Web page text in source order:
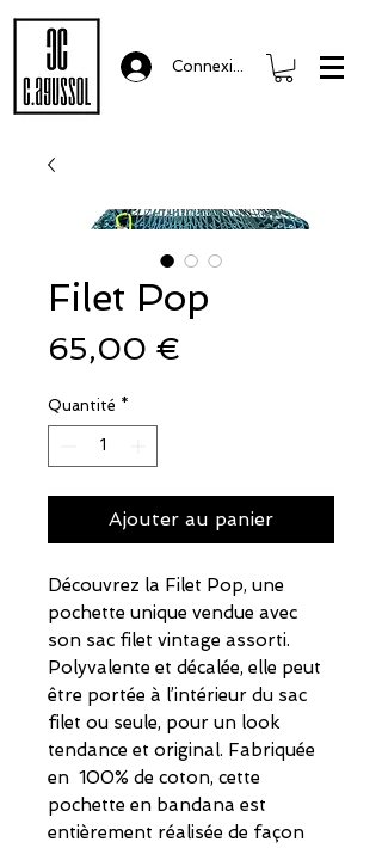
Connexion
Filet Pop
65,00 €
Quantité *
Ajouter au panier
Découvrez la Filet Pop, une
pochette unique vendue avec
son sac filet vintage assorti.
Polyvalente et décalée, elle peut
être portée à l’intérieur du sac
filet ou seule, pour un look
tendance et original. Fabriquée
en 100% de coton, cette
pochette en bandana est
entièrement réalisée de façon